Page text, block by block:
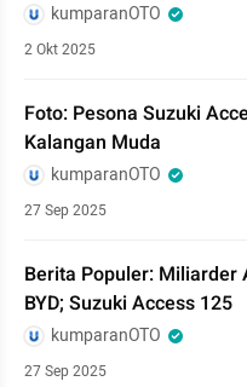
kumparanOTO
2 Okt 2025
Foto: Pesona Suzuki
Kalangan Muda
kumparanOTO
27 Sep 2025
Berita Populer: Miliarder
BYD; Suzuki Access 125
kumparanOTO
27 Sep 2025